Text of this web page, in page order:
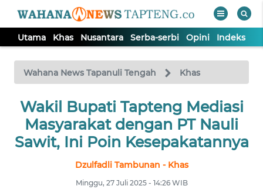
Utama Khas Nusantara Serba-serbi Opini Indeks
Wahana News Tapanuli Tengah Khas
Wakil Bupati Tapteng Mediasi
Masyarakat dengan PT Nauli
Sawit, Ini Poin Kesepakatannya
Dzulfadli Tambunan - Khas
Minggu, 27 Juli 2025 - 14:26 WIB
TV
Tutup
UTAMA
KHAS